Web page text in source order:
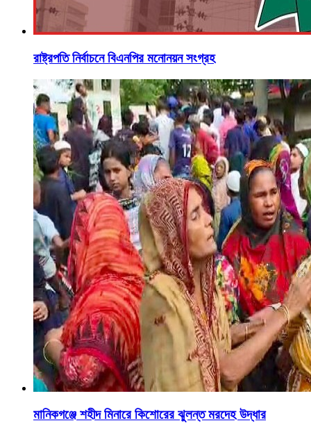
রাষ্ট্রপতি নির্বাচনে বিএনপির মনোনয়ন সংগ্রহ
মানিকগঞ্জে শহীদ মিনারে কিশোরের ঝুলন্ত মরদেহ উদ্ধার